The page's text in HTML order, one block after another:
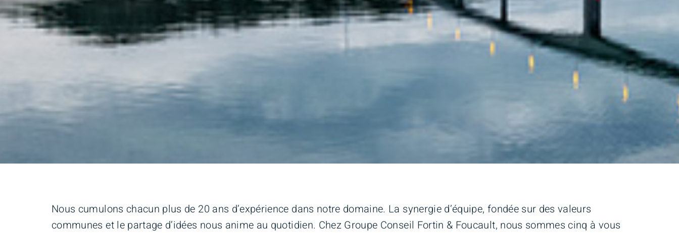
Nous cumulons chacun plus de 20 ans d’expérience dans notre domaine. La synergie d’équipe, fondée sur des valeurs
communes et le partage d’idées nous anime au quotidien. Chez Groupe Conseil Fortin & Foucault, nous sommes cinq à vous